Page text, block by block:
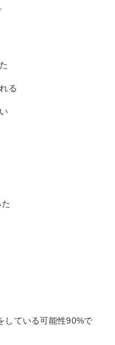
る
している可能性90%で